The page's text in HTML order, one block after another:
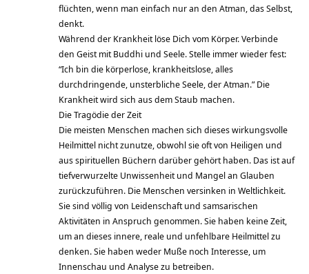
flüchten, wenn man einfach nur an den Atman, das Selbst,
denkt.
Während der Krankheit löse Dich vom Körper. Verbinde
den Geist mit Buddhi und Seele. Stelle immer wieder fest:
“Ich bin die körperlose, krankheitslose, alles
durchdringende, unsterbliche Seele, der Atman.” Die
Krankheit wird sich aus dem Staub machen.
Die Tragödie der Zeit
Die meisten Menschen machen sich dieses wirkungsvolle
Heilmittel nicht zunutze, obwohl sie oft von Heiligen und
aus spirituellen Büchern darüber gehört haben. Das ist auf
tiefverwurzelte Unwissenheit und Mangel an Glauben
zurückzuführen. Die Menschen versinken in Weltlichkeit.
Sie sind völlig von Leidenschaft und samsarischen
Aktivitäten in Anspruch genommen. Sie haben keine Zeit,
um an dieses innere, reale und unfehlbare Heilmittel zu
denken. Sie haben weder Muße noch Interesse, um
Innenschau und Analyse zu betreiben.